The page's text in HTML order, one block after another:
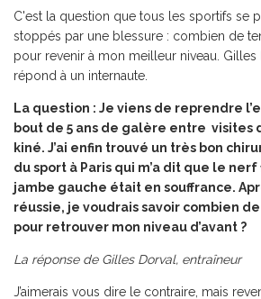
C'est la question que tous les sportifs se
stoppés par une blessure : combien de
pour revenir à mon meilleur niveau. Gilles
répond à un internaute.
La question : Je viens de reprendre
bout de 5 ans de galère entre visites
kiné. J’ai enfin trouvé un très bon
du sport à Paris qui m’a dit que le
jambe gauche était en souffrance.
réussie, je voudrais savoir combien
pour retrouver mon niveau d’avant ?
La réponse de Gilles Dorval, entraîneur
J’aimerais vous dire le contraire, mais